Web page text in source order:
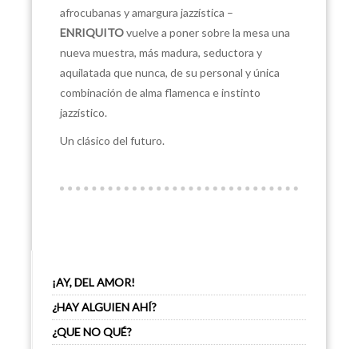
afrocubanas y amargura jazzística –
ENRIQUITOvuelve a poner sobre la mesa una
nueva muestra, más madura, seductora y
aquilatada que nunca, de su personal y única
combinación de alma flamenca e instinto
jazzístico.
Un clásico del futuro.
¡AY, DEL AMOR!
¿HAY ALGUIEN AHÍ?
¿QUE NO QUÉ?